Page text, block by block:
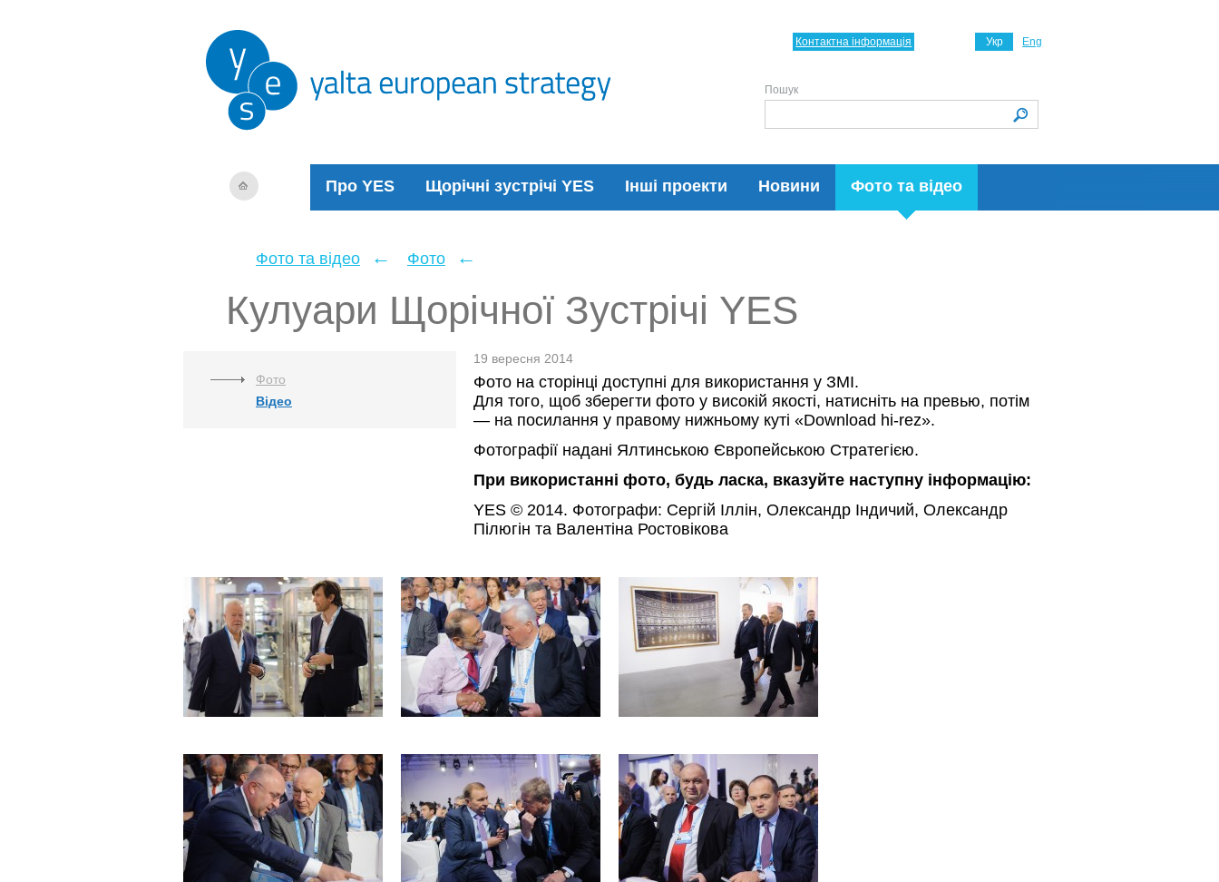
Про YES Щорічні зустрічі YES Інші проекти Новини Фото та відео
Укр Eng
Контактна інформація
Пошук
Фото та відео ← Фото ←
Кулуари Щорічної Зустрічі YES
Фото
Відео
19 вересня 2014
Фото на сторінці доступні для використання у ЗМІ.
Для того, щоб зберегти фото у високій якості, натисніть на превью, потім
— на посилання у правому нижньому куті «Download hi-rez».
Фотографії надані Ялтинською Європейською Стратегією.
При використанні фото, будь ласка, вказуйте наступну інформацію:
YES © 2014. Фотографи: Сергій Іллін, Олександр Індичий, Олександр
Пілюгін та Валентіна Ростовікова